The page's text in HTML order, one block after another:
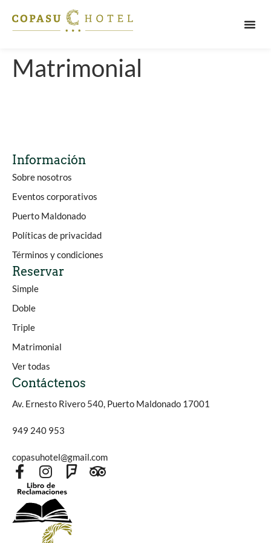
Matrimonial
Información
Sobre nosotros
Eventos corporativos
Puerto Maldonado
Políticas de privacidad
Términos y condiciones
Reservar
Simple
Doble
Triple
Matrimonial
Ver todas
Contáctenos
Av. Ernesto Rivero 540, Puerto Maldonado 17001
949 240 953
copasuhotel@gmail.com